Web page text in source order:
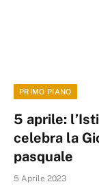
PRIMO PIANO
5 aprile:
celebra la
pasquale
5 Aprile 2023